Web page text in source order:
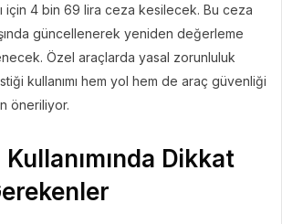
için 4 bin 69 lira ceza kesilecek. Bu ceza
güncellenerek yeniden değerleme
Özel araçlarda yasal zorunluluk
kullanımı hem yol hem de araç güvenliği
öneriliyor.
Kullanımında Dikkat